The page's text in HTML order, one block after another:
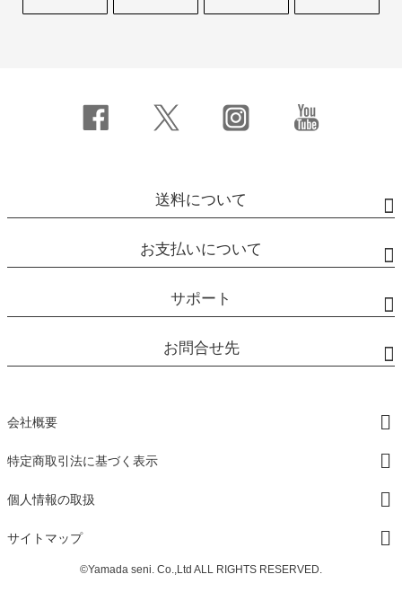
送料について
お支払いについて
サポート
お問合せ先
会社概要
特定商取引法に基づく表示
個人情報の取扱
サイトマップ
©Yamada seni. Co.,Ltd ALL RIGHTS RESERVED.